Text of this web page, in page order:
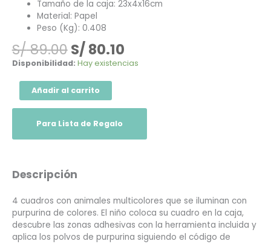
Tamaño de la caja: 23x4x16cm
Material: Papel
Peso (Kg): 0.408
S/89.00S/80.10
Disponibilidad: Hay existencias
Añadir al carrito
Para Lista de Regalo
Descripción
4 cuadros con animales multicolores que se iluminan con
purpurina de colores. El niño coloca su cuadro en la caja,
descubre las zonas adhesivas con la herramienta incluida y
aplica los polvos de purpurina siguiendo el código de